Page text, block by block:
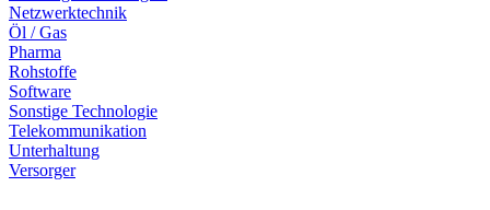
Netzwerktechnik
Öl / Gas
Pharma
Rohstoffe
Software
Sonstige Technologie
Telekommunikation
Unterhaltung
Versorger